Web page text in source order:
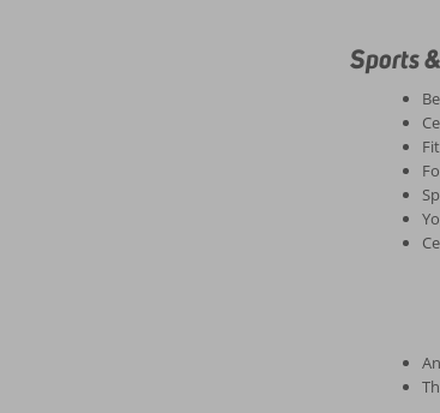
Sports